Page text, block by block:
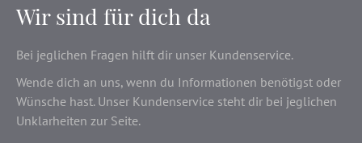
Wir sind für dich da
Bei jeglichen Fragen hilft dir unser Kundenservice.
Wende dich an uns, wenn du Informationen benötigst oder
Wünsche hast. Unser Kundenservice steht dir bei jeglichen
Unklarheiten zur Seite.